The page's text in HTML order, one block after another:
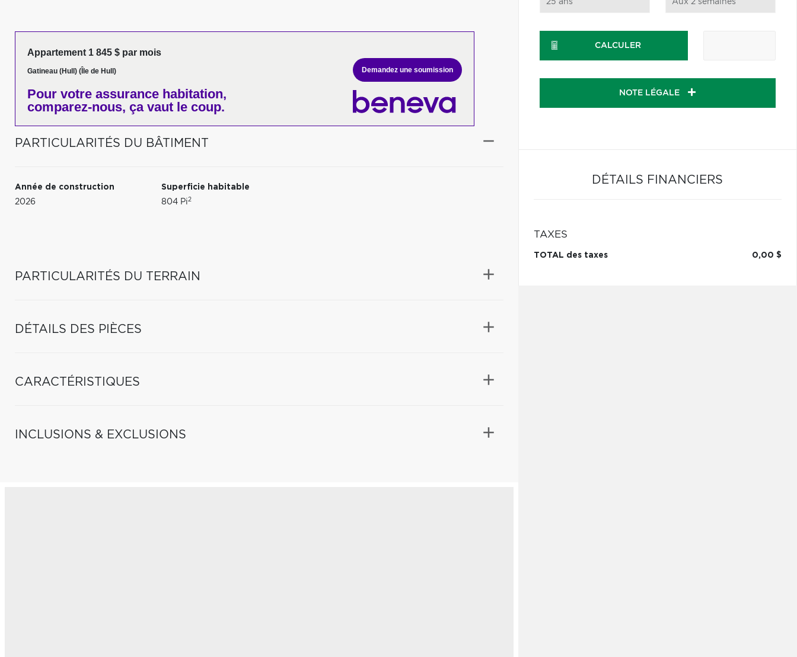
Appartement 1 845 $ par mois
Gatineau (Hull) (Île de Hull)
Pour votre assurance habitation,
comparez-nous, ça vaut le coup.
Demandez une soumission
PARTICULARITÉS DU BÂTIMENT
Année de construction
2026
Superficie habitable
804 Pi2
PARTICULARITÉS DU TERRAIN
DÉTAILS DES PIÈCES
CARACTÉRISTIQUES
INCLUSIONS & EXCLUSIONS
CALCULER
NOTE LÉGALE
DÉTAILS FINANCIERS
TAXES
TOTAL des taxes 0,00 $